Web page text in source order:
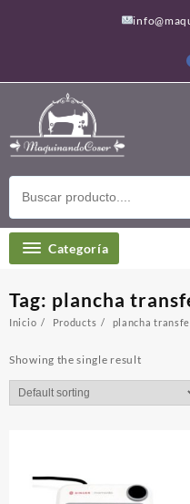
Categoría
Tag: plancha
Inicio Products plancha
Showing the single result